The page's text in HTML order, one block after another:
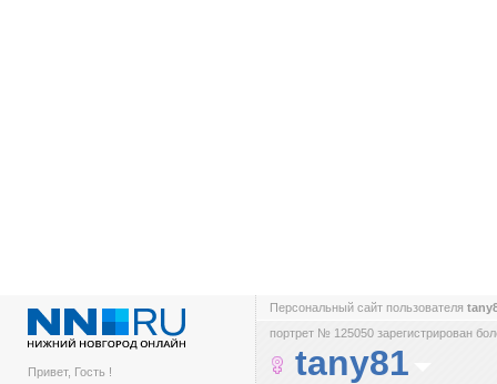
Привет, Гость !
Персональный сайт пользователя
портрет № 125050 зарегистрирован
tany81